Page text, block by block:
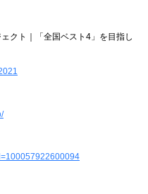
クト｜「全国ベスト4」を目指し